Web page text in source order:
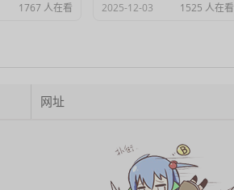
1767 人在看 2025-12-03 1525 人在看